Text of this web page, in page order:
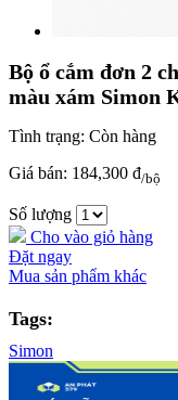
Bộ ổ cắm đơn 2
màu xám Simon
Tình trạng: Còn hàng
Giá bán: 184,300 đ/bộ
Số lượng
Cho vào giỏ hàng
Đặt ngay
Mua sản phẩm khác
Tags:
Simon